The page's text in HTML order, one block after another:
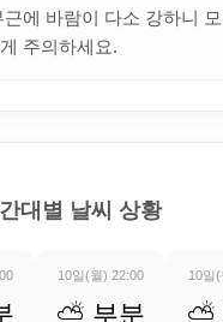
근에 바람이 다소 강하니
주의하세요.
대별 날씨 상황
10일(월) 22:00
⛅ 부분
10일
⛅